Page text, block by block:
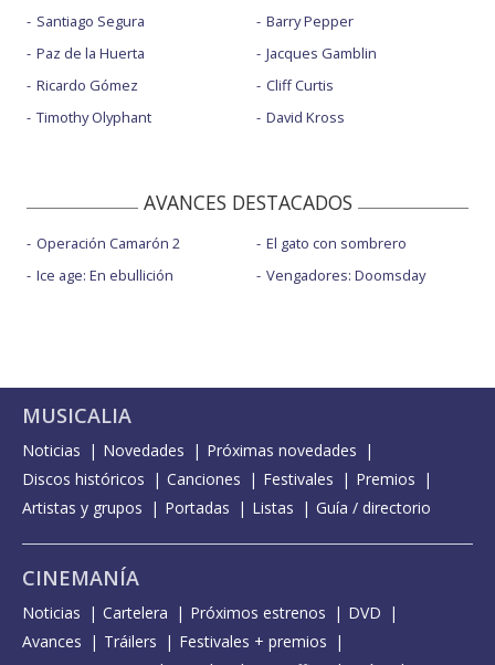
Santiago Segura
Paz de la Huerta
Ricardo Gómez
Timothy Olyphant
Barry Pepper
Jacques Gamblin
Cliff Curtis
David Kross
AVANCES DESTACADOS
Operación Camarón 2
Ice age: En ebullición
El gato con sombrero
Vengadores: Doomsday
MUSICALIA
Noticias Novedades
Próximas novedades
Discos históricos
Canciones Festivales
Premios
Artistas y grupos
Portadas Listas Guía / directorio
CINEMANÍA
Noticias Cartelera Próximos estrenos
DVD
Avances
Tráilers
Festivales + premios